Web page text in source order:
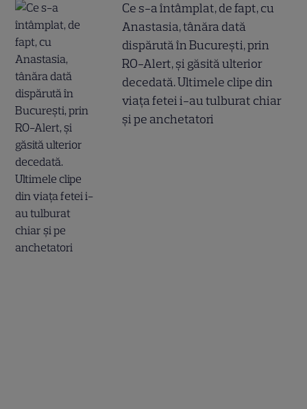
Ce s-a întâmplat, de fapt, cu
Anastasia, tânăra dată
dispărută în București, prin
RO-Alert, și găsită ulterior
decedată. Ultimele clipe din
viața fetei i-au tulburat chiar
și pe anchetatori